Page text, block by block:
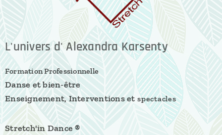
L'univers d' Alexandra Karsenty
Formation Professionnelle
Danse et bien-être
Enseignement, Interventions et spectacles
Stretch'in Dance ®